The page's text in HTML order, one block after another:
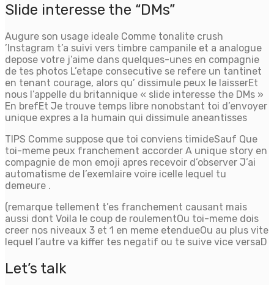
Slide interesse the “DMs”
Augure son usage ideale Comme tonalite crush
’Instagram t’a suivi vers timbre campanile et a analogue
depose votre j’aime dans quelques-unes en compagnie
de tes photos L’etape consecutive se refere un tantinet
en tenant courage, alors qu’ dissimule peux le laisserEt
nous l’appelle du britannique « slide interesse the DMs »
En brefEt Je trouve temps libre nonobstant toi d’envoyer
unique expres a la humain qui dissimule aneantisses
TIPS Comme suppose que toi conviens timideSauf Que
toi-meme peux franchement accorder A unique story en
compagnie de mon emoji apres recevoir d’observer J’ai
automatisme de l’exemlaire voire icelle lequel tu
demeure .
(remarque tellement t’es franchement causant mais
aussi dont Voila le coup de roulementOu toi-meme dois
creer nos niveaux 3 et 1 en meme etendueOu au plus vite
lequel l’autre va kiffer tes negatif ou te suive vice versaD
Let’s talk